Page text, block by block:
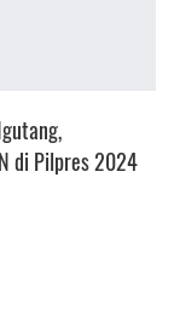
di Pilpres 2024